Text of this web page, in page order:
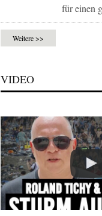
für einen
Weitere >>
VIDEO